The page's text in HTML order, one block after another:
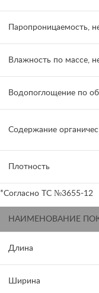
Паропроницаемость,
Влажность по массе,
Водопоглощение по
Содержание
Плотность
*Согласно ТС №3655-12
НАИМЕНОВАНИЕ
Длина
Ширина